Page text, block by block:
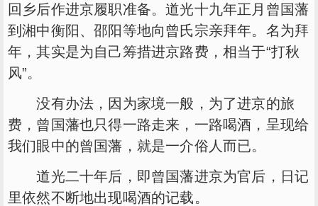
回乡后作进京履职准备。道光十九年正月曾国藩
到湘中衡阳、邵阳等地向曾氏宗亲拜年。名为拜
年，其实是为自己筹措进京路费，相当于“打秋
风”。
没有办法，因为家境一般，为了进京的旅
费，曾国藩也只得一路走来，一路喝酒，呈现给
我们眼中的曾国藩，就是一介俗人而已。
道光二十年后，即曾国藩进京为官后，日记
里依然不断地出现喝酒的记载。